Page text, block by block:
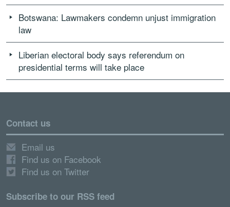
Botswana: Lawmakers condemn unjust immigration
law
Liberian electoral body says referendum on
presidential terms will take place
Contact us
Email us
Find us on Facebook
Find us on Twitter
Subscribe to our RSS feed